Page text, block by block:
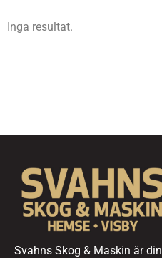
Inga resultat.
Svahns Skog & Maskin är